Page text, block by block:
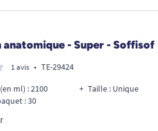
- Super - Soffisof
1 avis • TE-29424
ml) : 2100
: 30
Taille : Unique